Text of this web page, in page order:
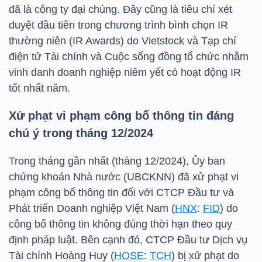
đã là công ty đại chúng. Đây cũng là tiêu chí xét
duyệt đầu tiên trong chương trình bình chọn IR
thường niên (IR Awards) do Vietstock và Tạp chí
điện tử Tài chính và Cuộc sống đồng tổ chức nhằm
vinh danh doanh nghiệp niêm yết có hoạt động IR
tốt nhất năm.
Xử phạt vi phạm công bố thông tin đáng
chú ý trong tháng 12/2024
Trong tháng gần nhất (tháng 12/2024), Ủy ban
chứng khoán Nhà nước (UBCKNN) đã xử phạt vi
phạm công bố thông tin đối với CTCP Đầu tư và
Phát triển Doanh nghiệp Việt Nam (HNX: FID) do
công bố thông tin không đúng thời hạn theo quy
định pháp luật. Bên cạnh đó, CTCP Đầu tư Dịch vụ
Tài chính Hoàng Huy (HOSE: TCH) bị xử phạt do
VIETSTOCKFINANCE
VĨ
MÔ
DOANH